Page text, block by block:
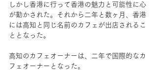
しかし香港に行って香港の魅力と可能性に心
が動かされた。それから二年と数ヶ月、香港
には高知と同じ名前のカフェが出店されるこ
ととなった。
高知のカフェオーナーは、二年で国際的なカ
フェオーナーとなった。